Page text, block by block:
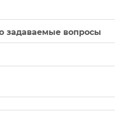
задаваемые вопросы